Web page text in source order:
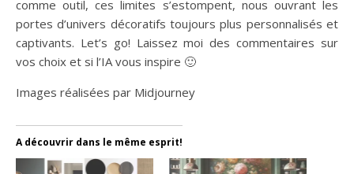
comme outil, ces limites s’estompent, nous ouvrant les
portes d’univers décoratifs toujours plus personnalisés et
captivants. Let’s go! Laissez moi des commentaires sur
vos choix et si l’IA vous inspire 🙂
Images réalisées par Midjourney
A découvrir dans le même esprit!